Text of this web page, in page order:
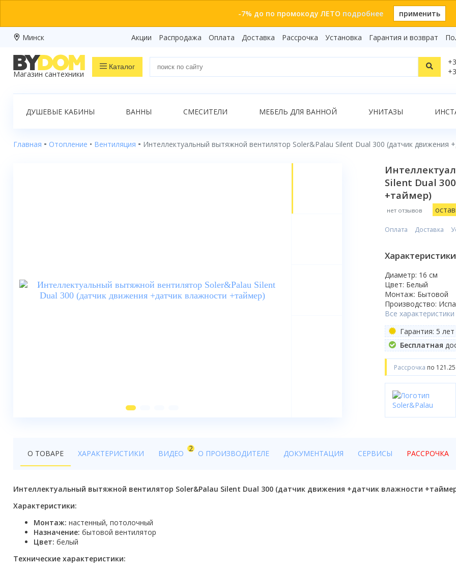
-7% до по промокоду ЛЕТО подробнее применить
Минск Акции Распродажа Оплата Доставка Рассрочка Установка Гарантия и возврат
Бренды
Магазин сантехники
Каталог
Показать все результаты
Распродажа
Ванны
Смесители
Кухонные мойки
Трапы
Радиаторы отопления
ДУШЕВЫЕ КАБИНЫ ВАННЫ СМЕСИТЕЛИ МЕБЕЛЬ ДЛЯ ВАННОЙ УНИТАЗЫ
Главная Отопление Вентиляция Интеллектуальный вытяжной вентилятор Soler&Palau Silent Dual 300 (датчик движения
Silent Dual
+таймер)
нет отзывов
Оплата Доставка
Характеристики
Диаметр: 16 см
Цвет: Белый
Монтаж: Бытовой
Производство:
Все характеристики
Гарантия: 5 лет
Бесплатная
Рассрочка по
О ТОВАРЕ ХАРАКТЕРИСТИКИ ВИДЕО
2
О ПРОИЗВОДИТЕЛЕ ДОКУМЕНТАЦИЯ СЕРВИСЫ РАССРОЧКА
Интеллектуальный вытяжной вентилятор Soler&Palau Silent Dual 300 (датчик движения +датчик влажности
Характеристики:
Монтаж: настенный, потолочный
Назначение: бытовой вентилятор
Цвет: белый
Технические характеристики: